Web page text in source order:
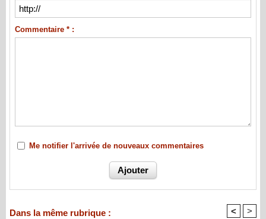
Commentaire * :
Me notifier l'arrivée de nouveaux commentaires
Dans la même rubrique : < >